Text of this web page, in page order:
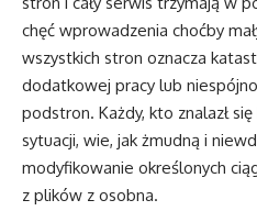
chęć wprowadzenia choćby
wszystkich stron oznacza
dodatkowej pracy lub
podstron. Każdy, kto znalazł
sytuacji, wie, jak żmudną i
modyfikowanie określonych
z plików z osobna.